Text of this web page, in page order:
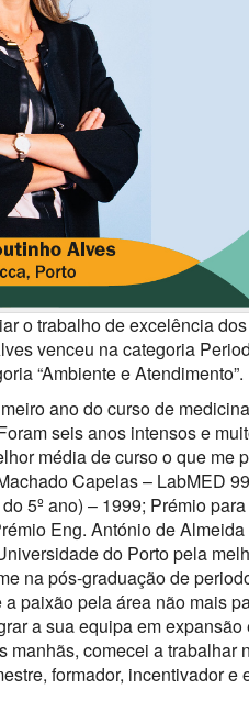
o trabalho de excelência
venceu na categoria
“Ambiente e Atendimento”.
ano do curso de
seis anos intensos e
média de curso o que me
Capelas – LabMED
5º ano) – 1999; Prémio
Eng. António de
do Porto pela
na pós-graduação de
paixão pela área não mais
a sua equipa em
comecei a trabalhar
formador, incentivador e